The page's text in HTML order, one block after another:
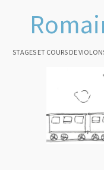
STAGES ET COURS DE